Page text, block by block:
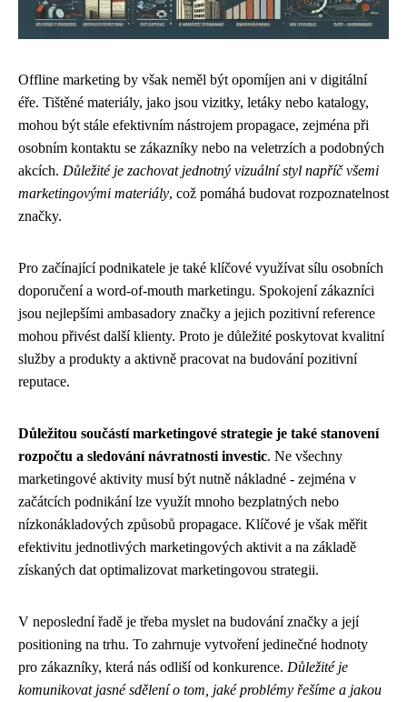
Offline marketing by však neměl být opomíjen ani v digitální
éře. Tištěné materiály, jako jsou vizitky, letáky nebo katalogy,
mohou být stále efektivním nástrojem propagace, zejména při
osobním kontaktu se zákazníky nebo na veletrzích a podobných
akcích. Důležité je zachovat jednotný vizuální styl napříč všemi
marketingovými materiály, což pomáhá budovat rozpoznatelnost
značky.
Pro začínající podnikatele je také klíčové využívat sílu osobních
doporučení a word-of-mouth marketingu. Spokojení zákazníci
jsou nejlepšími ambasadory značky a jejich pozitivní reference
mohou přivést další klienty. Proto je důležité poskytovat kvalitní
služby a produkty a aktivně pracovat na budování pozitivní
reputace.
Důležitou součástí marketingové strategie je také stanovení
rozpočtu a sledování návratnosti investic. Ne všechny
marketingové aktivity musí být nutně nákladné - zejména v
začátcích podnikání lze využít mnoho bezplatných nebo
nízkonákladových způsobů propagace. Klíčové je však měřit
efektivitu jednotlivých marketingových aktivit a na základě
získaných dat optimalizovat marketingovou strategii.
V neposlední řadě je třeba myslet na budování značky a její
positioning na trhu. To zahrnuje vytvoření jedinečné hodnoty
pro zákazníky, která nás odliší od konkurence. Důležité je
komunikovat jasné sdělení o tom, jaké problémy řešíme a jakou